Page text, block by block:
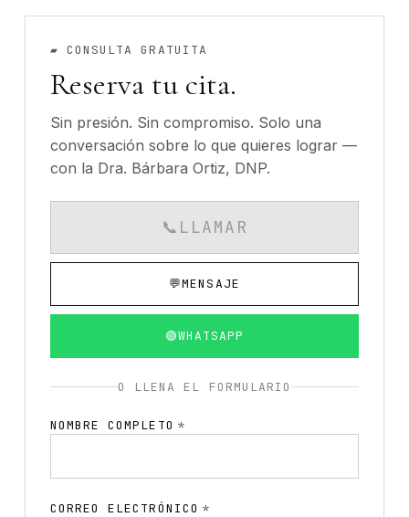
▰CONSULTA GRATUITA
Reserva tu cita.
Sin presión. Sin compromiso. Solo una
conversación sobre lo que quieres lograr —
con la Dra. Bárbara Ortiz, DNP.
📞 LLAMAR
CALLS AVAILABLE
💬MENSAJE
🟢WHATSAPP
O LLENA EL FORMULARIO
NOMBRE COMPLETO *
CORREO ELECTRÓNICO *